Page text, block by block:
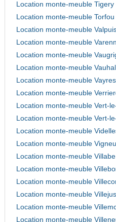
Location monte-meuble Tigery
Location monte-meuble
Location monte-meuble
Location monte-meuble
Location monte-meuble
Location monte-meuble
Location monte-meuble
Location monte-meuble
Location monte-meuble Vert-
Location monte-meuble Vert-
Location monte-meuble
Location monte-meuble
Location monte-meuble
Location monte-meuble
Location monte-meuble
Location monte-meuble
Location monte-meuble
Location monte-meuble